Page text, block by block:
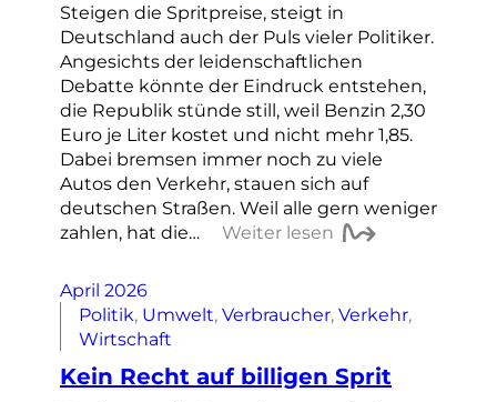
Steigen die Spritpreise, steigt in
Deutschland auch der Puls vieler Politiker.
Angesichts der leidenschaftlichen
Debatte könnte der Eindruck entstehen,
die Republik stünde still, weil Benzin 2,30
Euro je Liter kostet und nicht mehr 1,85.
Dabei bremsen immer noch zu viele
Autos den Verkehr, stauen sich auf
deutschen Straßen. Weil alle gern weniger
zahlen, hat die…
Weiter lesen
April 2026
Politik, Umwelt, Verbraucher, Verkehr
Wirtschaft
Kein Recht auf billigen Sprit